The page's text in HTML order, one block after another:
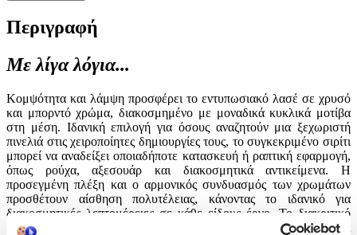
Περιγραφή
Με λίγα λόγια...
Κομψότητα και λάμψη προσφέρει το εντυπωσιακό λασέ σε χρυσό
και μπορντό χρώμα, διακοσμημένο με μοναδικά κυκλικά μοτίβα
στη μέση. Ιδανική επιλογή για όσους αναζητούν μια ξεχωριστή
πινελιά στις χειροποίητες δημιουργίες τους, το συγκεκριμένο σιρίτι
μπορεί να αναδείξει οποιαδήποτε κατασκευή ή ραπτική εφαρμογή,
όπως ρούχα, αξεσουάρ και διακοσμητικά αντικείμενα. Η
προσεγμένη πλέξη και ο αρμονικός συνδυασμός των χρωμάτων
προσθέτουν αίσθηση πολυτέλειας, κάνοντας το ιδανικό για
διακοσμητικές λεπτομέρειες σε κάθε είδους έργο. Το διακριτικό
σχέδιο ενισχύει το αισθητικό αποτέλεσμα και χαρίζει